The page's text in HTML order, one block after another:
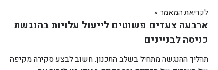
לקריאת המאמר »
ארבעה צעדים פשוטים לייעול עלויות בהנגשת
כניסה לבניינים
תהליך ההנגשה מתחיל בשלב התכנון. חשוב לבצע סקירה מקיפה